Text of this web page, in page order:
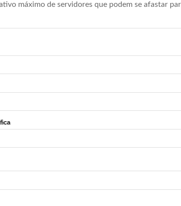
máximo de servidores que podem se afastar